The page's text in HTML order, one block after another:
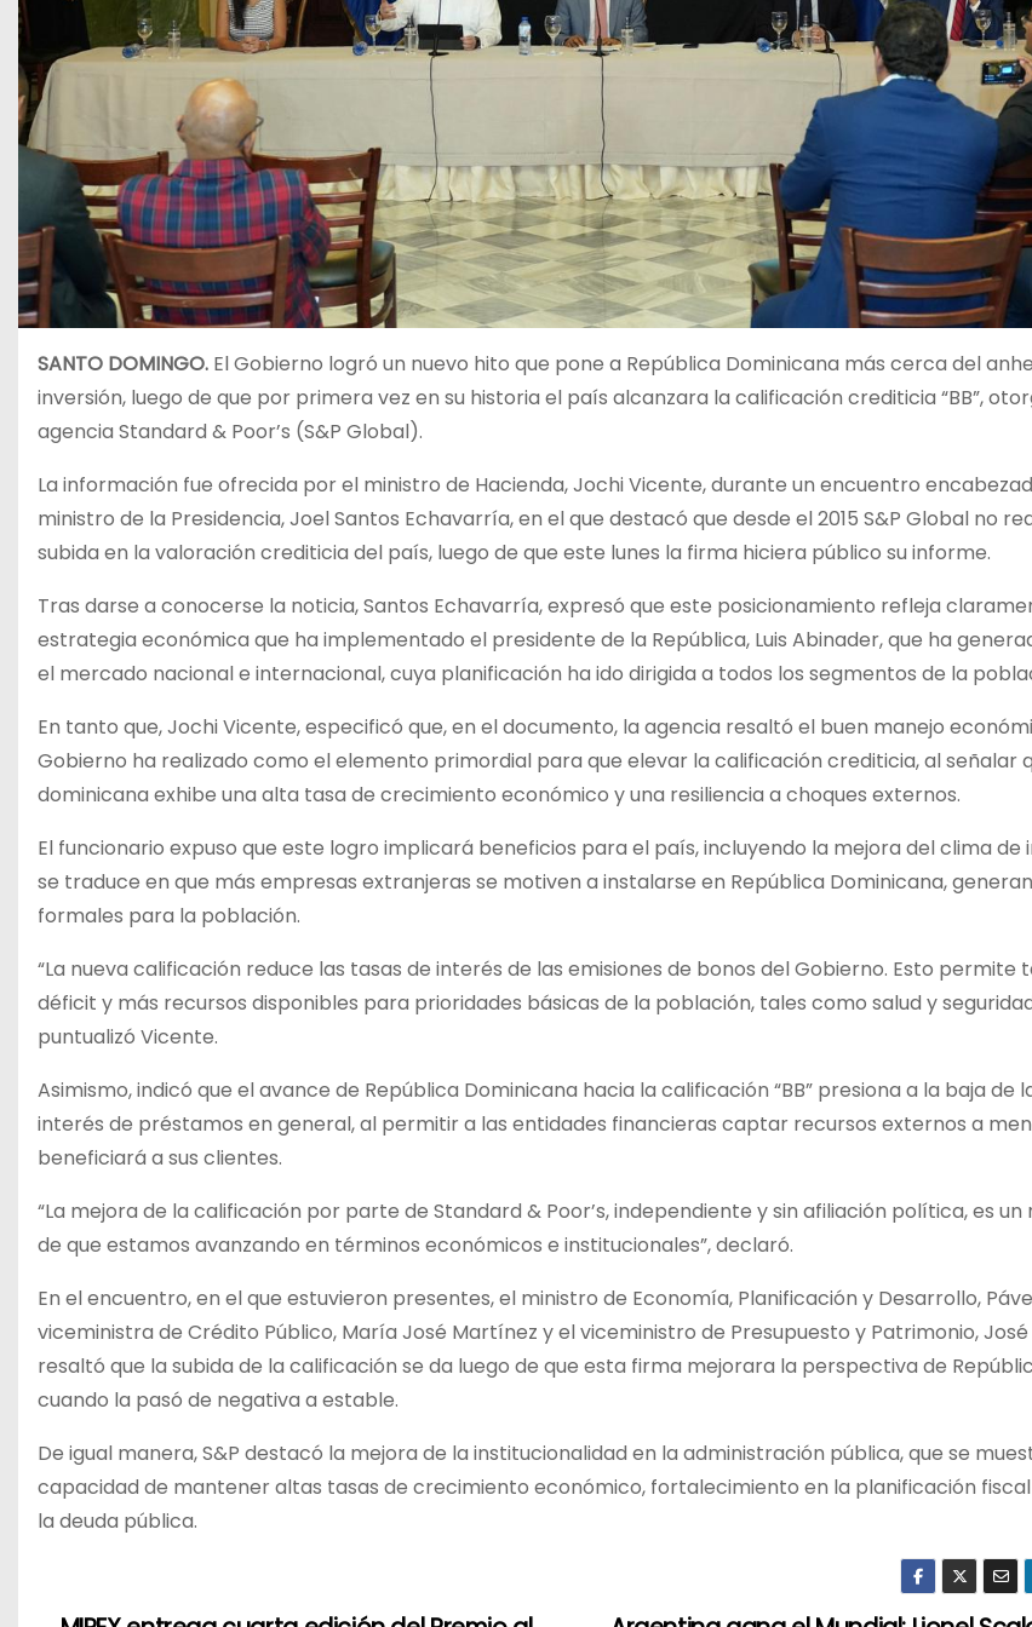
SANTO DOMINGO. El Gobierno logró un nuevo hito que pone a República Dominicana más cerca del
inversión, luego de que por primera vez en su historia el país alcanzara la calificación crediticia “BB”,
agencia Standard & Poor’s (S&P Global).
La información fue ofrecida por el ministro de Hacienda, Jochi Vicente, durante un encuentro
ministro de la Presidencia, Joel Santos Echavarría, en el que destacó que desde el 2015 S&P Global no
subida en la valoración crediticia del país, luego de que este lunes la firma hiciera público su informe.
Tras darse a conocerse la noticia, Santos Echavarría, expresó que este posicionamiento refleja
estrategia económica que ha implementado el presidente de la República, Luis Abinader, que ha
el mercado nacional e internacional, cuya planificación ha ido dirigida a todos los segmentos de la
En tanto que, Jochi Vicente, especificó que, en el documento, la agencia resaltó el buen manejo
Gobierno ha realizado como el elemento primordial para que elevar la calificación crediticia, al señalar
dominicana exhibe una alta tasa de crecimiento económico y una resiliencia a choques externos.
El funcionario expuso que este logro implicará beneficios para el país, incluyendo la mejora del clima de
se traduce en que más empresas extranjeras se motiven a instalarse en República Dominicana,
formales para la población.
“La nueva calificación reduce las tasas de interés de las emisiones de bonos del Gobierno. Esto permite
déficit y más recursos disponibles para prioridades básicas de la población, tales como salud y
puntualizó Vicente.
Asimismo, indicó que el avance de República Dominicana hacia la calificación “BB” presiona a la baja de
interés de préstamos en general, al permitir a las entidades financieras captar recursos externos a
beneficiará a sus clientes.
“La mejora de la calificación por parte de Standard & Poor’s, independiente y sin afiliación política, es
de que estamos avanzando en términos económicos e institucionales”, declaró.
En el encuentro, en el que estuvieron presentes, el ministro de Economía, Planificación y Desarrollo,
viceministra de Crédito Público, María José Martínez y el viceministro de Presupuesto y Patrimonio, José
resaltó que la subida de la calificación se da luego de que esta firma mejorara la perspectiva de
cuando la pasó de negativa a estable.
De igual manera, S&P destacó la mejora de la institucionalidad en la administración pública, que se
capacidad de mantener altas tasas de crecimiento económico, fortalecimiento en la planificación
la deuda pública.